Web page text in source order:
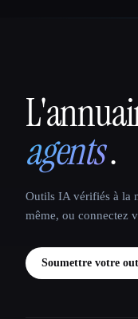
That AI
agents.
Outils IA vérifiés à la
même, ou connectez
Soumettre votre